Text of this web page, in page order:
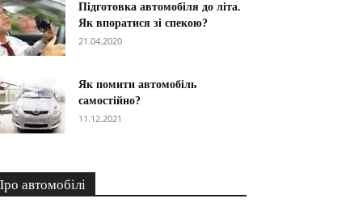
Підготовка автомобіля до літа.
Як впоратися зі спекою?
21.04.2020
Як помити автомобіль
самостійно?
11.12.2021
автомобілі